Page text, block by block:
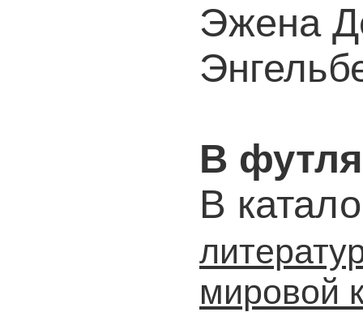
Эжена
В
В
мировой